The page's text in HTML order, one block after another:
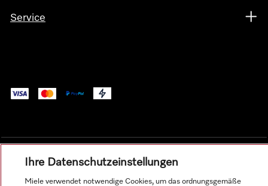
Service
Ihre Datenschutzeinstellungen
Miele verwendet notwendige Cookies, um das ordnungsgemäße